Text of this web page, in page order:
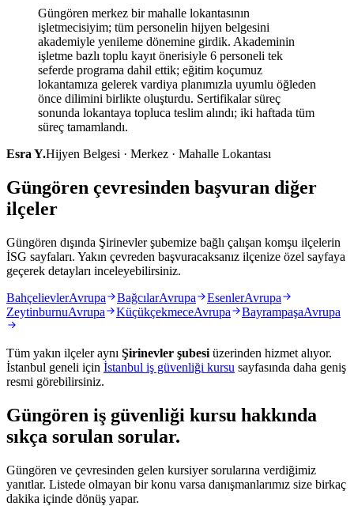
Güngören merkez bir mahalle lokantasının
işletmecisiyim; tüm personelin hijyen belgesini
akademiyle yenileme dönemine girdik. Akademinin
işletme bazlı toplu kayıt önerisiyle 6 personeli tek
seferde programa dahil ettik; eğitim koçumuz
lokantamıza gelerek vardiya planımızla uyumlu öğleden
önce dilimini birlikte oluşturdu. Sertifikalar süreç
sonunda lokantaya topluca teslim alındı; iki haftada tüm
süreç tamamlandı.
Esra Y.Hijyen Belgesi · Merkez · Mahalle Lokantası
Güngören çevresinden başvuran diğer
ilçeler
Güngören dışında Şirinevler şubemize bağlı çalışan komşu ilçelerin
İSG sayfaları. Yakın çevreden başvuracaksanız ilçenize özel sayfaya
geçerek detayları inceleyebilirsiniz.
BahçelievlerAvrupa BağcılarAvrupa EsenlerAvrupa
ZeytinburnuAvrupa KüçükçekmeceAvrupa BayrampaşaAvrupa
Tüm yakın ilçeler aynı Şirinevler şubesi üzerinden hizmet alıyor.
İstanbul geneli için İstanbul iş güvenliği kursu sayfasında daha geniş
resmi görebilirsiniz.
Güngören iş güvenliği kursu hakkında
sıkça sorulan sorular.
Güngören ve çevresinden gelen kursiyer sorularına verdiğimiz
yanıtlar. Listede olmayan bir konu varsa danışmanlarımız size birkaç
dakika içinde dönüş yapar.